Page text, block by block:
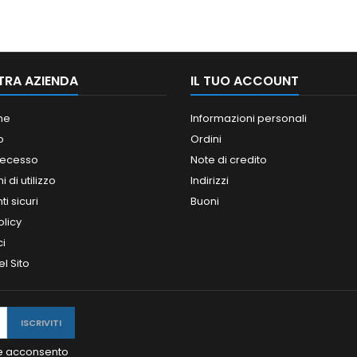
AZIENDA
di utilizzo
sicuri
Sito
IL TUO ACCOUNT
Informazioni personali
Ordini
Note di credito
Indirizzi
Buoni
acconsento